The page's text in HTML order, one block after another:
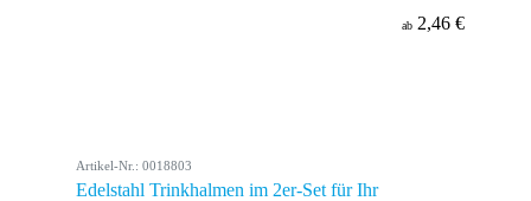
ab 2,46 €
Artikel-Nr.: 0018803
Edelstahl Trinkhalmen im 2er-Set für Ihr